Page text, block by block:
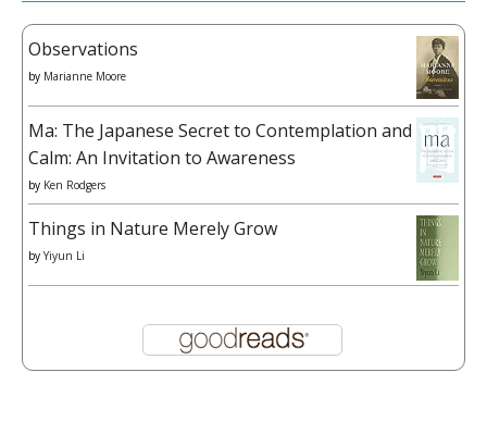
Observations
by Marianne Moore
Ma: The Japanese Secret to Contemplation and
Calm: An Invitation to Awareness
by Ken Rodgers
Things in Nature Merely Grow
by Yiyun Li